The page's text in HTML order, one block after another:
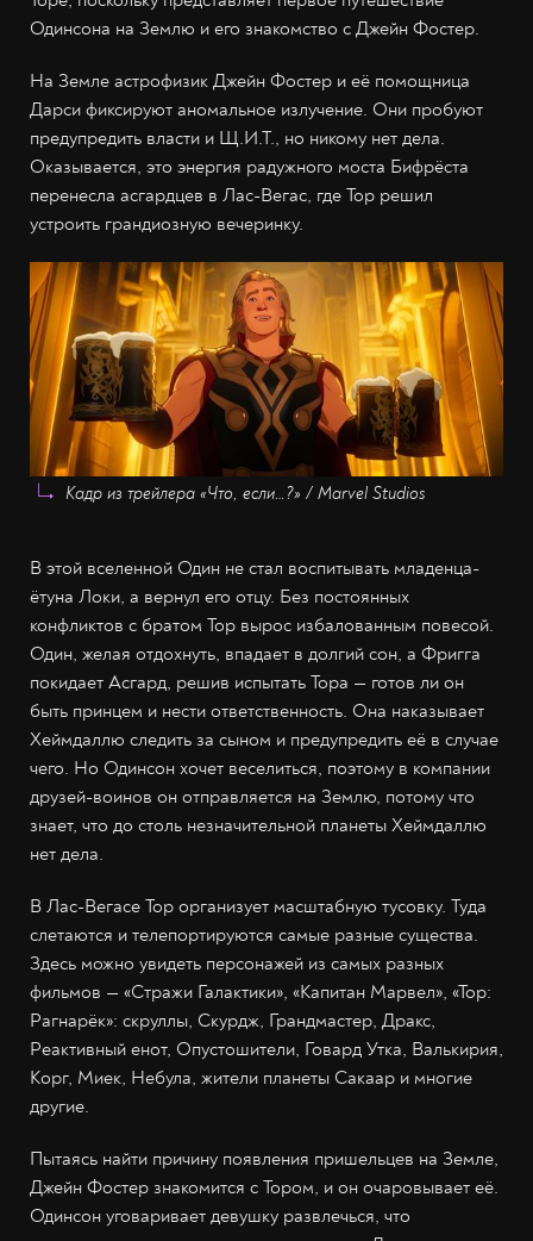
Одинсона на Землю и его знакомство с Джейн Фостер.
На Земле астрофизик Джейн Фостер и её помощница
Дарси фиксируют аномальное излучение. Они пробуют
предупредить власти и Щ.И.Т., но никому нет дела.
Оказывается, это энергия радужного моста Бифрёста
перенесла асгардцев в Лас-Вегас, где Тор решил
устроить грандиозную вечеринку.
Кадр из трейлера «Что, если…?» / Marvel Studios
В этой вселенной Один не стал воспитывать младенца-
ётуна Локи, а вернул его отцу. Без постоянных
конфликтов с братом Тор вырос избалованным повесой.
Один, желая отдохнуть, впадает в долгий сон, а Фригга
покидает Асгард, решив испытать Тора — готов ли он
быть принцем и нести ответственность. Она наказывает
Хеймдаллю следить за сыном и предупредить её в случае
чего. Но Одинсон хочет веселиться, поэтому в компании
друзей-воинов он отправляется на Землю, потому что
знает, что до столь незначительной планеты Хеймдаллю
нет дела.
В Лас-Вегасе Тор организует масштабную тусовку. Туда
слетаются и телепортируются самые разные существа.
Здесь можно увидеть персонажей из самых разных
фильмов — «Стражи Галактики», «Капитан Марвел», «Тор:
Рагнарёк»: скруллы, Скурдж, Грандмастер, Дракс,
Реактивный енот, Опустошители, Говард Утка, Валькирия,
Корг, Миек, Небула, жители планеты Сакаар и многие
другие.
Пытаясь найти причину появления пришельцев на Земле,
Джейн Фостер знакомится с Тором, и он очаровывает её.
Одинсон уговаривает девушку развлечься, что